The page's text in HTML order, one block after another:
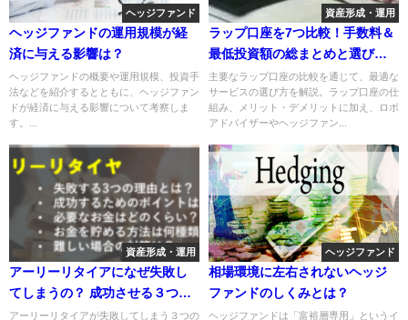
ヘッジファンド
ヘッジファンドの運用規模が経
済に与える影響は？
ヘッジファンドの概要や運用規模、投資手
法などを紹介するとともに、ヘッジファン
ドが経済に与える影響について考察しま
す。...
資産形成・運用
ラップ口座を7つ比較！手数料＆
最低投資額の総まとめと選び方
も解説
主要なラップ口座の比較を通じて、最適な
サービスの選び方を解説。ラップ口座の仕
組み、メリット・デメリットに加え、ロボ
アドバイザーやヘッジファン...
資産形成・運用
アーリーリタイアになぜ失敗し
てしまうの？ 成功させる３つの
ポイントを解説
アーリーリタイアが失敗してしまう３つの
ヘッジファンド
相場環境に左右されないヘッジ
ファンドのしくみとは？
ヘッジファンドは「富裕層専用」というイ